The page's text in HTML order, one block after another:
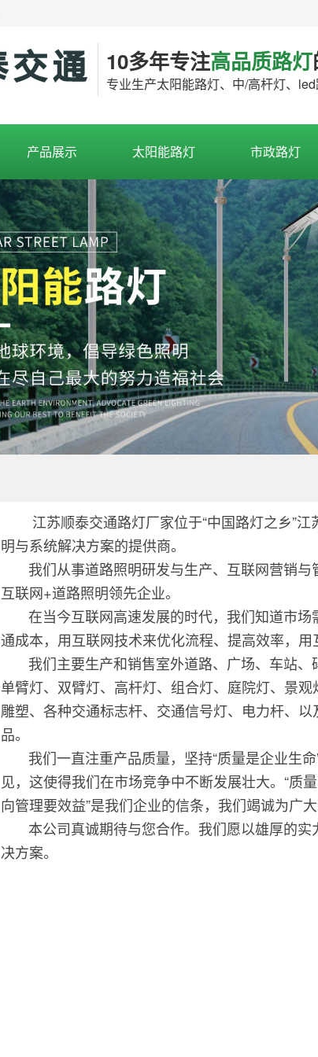
10多年专注高品质路灯
专业生产太阳能路灯、中/高杆灯、
产品展示 太阳能路灯 市政路灯
江苏顺泰交通路灯厂家位于“中国路灯之乡”
明与系统解决方案的提供商。
我们从事道路照明研发与生产、互联网营销与
互联网+道路照明领先企业。
在当今互联网高速发展的时代，我们知道市场
通成本，用互联网技术来优化流程、提高效率，
我们主要生产和销售室外道路、广场、车站、
单臂灯、双臂灯、高杆灯、组合灯、庭院灯、景
雕塑、各种交通标志杆、交通信号灯、电力杆、
品。
我们一直注重产品质量，坚持“质量是企业生命
见，这使得我们在市场竞争中不断发展壮大。“质
向管理要效益”是我们企业的信条，我们竭诚为广
本公司真诚期待与您合作。我们愿以雄厚的实
决方案。